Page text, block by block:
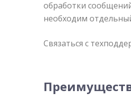
обработки
необходим
Связаться с